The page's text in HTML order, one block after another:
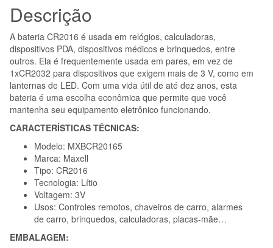
CÉLULA
LÍTIO
BUTTON*5
Descrição
A bateria CR2016 é usada em relógios, calculadoras,
dispositivos PDA, dispositivos médicos e brinquedos, entre
outros. Ela é frequentemente usada em pares, em vez de
1xCR2032 para dispositivos que exigem mais de 3 V, como em
lanternas de LED. Com uma vida útil de até dez anos, esta
bateria é uma escolha econômica que permite que você
mantenha seu equipamento eletrônico funcionando.
CARACTERÍSTICAS TÉCNICAS:
Modelo: MXBCR20165
Marca: Maxell
Tipo: CR2016
Tecnologia: Lítio
Voltagem: 3V
Usos: Controles remotos, chaveiros de carro, alarmes
de carro, brinquedos, calculadoras, placas-mãe…
EMBALAGEM: